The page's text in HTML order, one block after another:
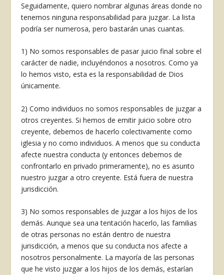
Seguidamente, quiero nombrar algunas áreas donde no
tenemos ninguna responsabilidad para juzgar. La lista
podría ser numerosa, pero basta­rán unas cuantas.
1) No somos responsables de pasar juicio final sobre el
carácter de nadie, incluyéndonos a noso­tros. Como ya
lo hemos visto, esta es la responsa­bilidad de Dios
únicamente.
2) Como individuos no somos responsables de juzgar a
otros creyentes. Si hemos de emitir juicio sobre otro
creyente, debemos de hacerlo colecti­vamente como
iglesia y no como individuos. A menos que su conducta
afecte nuestra conducta (y entonces debemos de
confrontarlo en privado primeramente), no es asunto
nuestro juzgar a otro creyente. Está fuera de nuestra
jurisdicción.
3) No somos responsables de juzgar a los hijos de los
demás. Aunque sea una tentación hacerlo, las familias
de otras personas no están dentro de nuestra
jurisdicción, a menos que su conducta nos afecte a
nosotros personalmente. La mayoría de las personas
que he visto juzgar a los hijos de los demás, estarían